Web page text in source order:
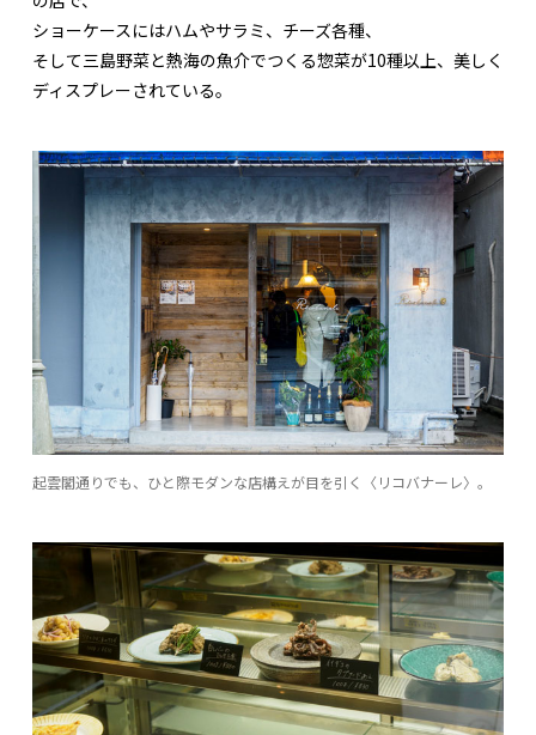
ショーケースにはハムやサラミ、チーズ各種、
そして三島野菜と熱海の魚介でつくる惣菜が10種以上、美しく
ディスプレーされている。
起雲閣通りでも、ひと際モダンな店構えが目を引く〈リコバナーレ〉。